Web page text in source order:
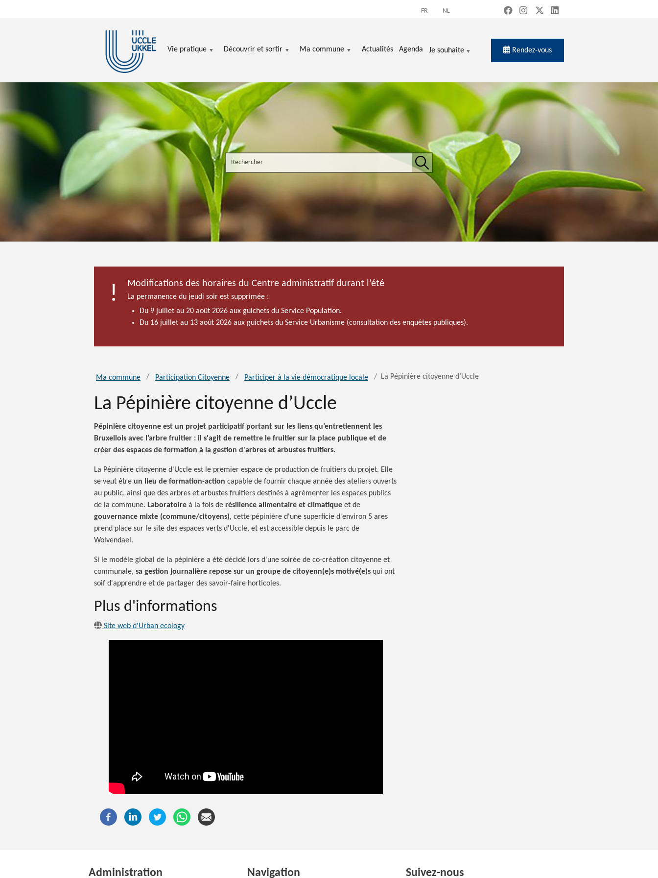
FR NL
Vie pratique Découvrir et sortir Ma commune Actualités Agenda Je souhaite Rendez-vous
Search the site
Rechercher
Modifications des horaires du Centre administratif durant l’été
La permanence du jeudi soir est supprimée :
Du 9 juillet au 20 août 2026 aux guichets du Service Population.
Du 16 juillet au 13 août 2026 aux guichets du Service Urbanisme (consultation des enquêtes publiques).
Ma commune Participation Citoyenne Participer à la vie démocratique locale La Pépinière citoyenne d’Uccle
La Pépinière citoyenne d’Uccle
Pépinière citoyenne est un projet participatif portant sur les liens qu’entretiennent les
Bruxellois avec l’arbre fruitier : il s'agit de remettre le fruitier sur la place publique et de
créer des espaces de formation à la gestion d'arbres et arbustes fruitiers.
La Pépinière citoyenne d'Uccle est le premier espace de production de fruitiers du projet. Elle
se veut être un lieu de formation-action capable de fournir chaque année des ateliers ouverts
au public, ainsi que des arbres et arbustes fruitiers destinés à agrémenter les espaces publics
de la commune. Laboratoire à la fois de résilience alimentaire et climatique et de
gouvernance mixte (commune/citoyens), cette pépinière d'une superficie d'environ 5 ares
prend place sur le site des espaces verts d'Uccle, et est accessible depuis le parc de
Wolvendael.
Si le modèle global de la pépinière a été décidé lors d'une soirée de co-création citoyenne et
communale, sa gestion journalière repose sur un groupe de citoyenn(e)s motivé(e)s qui ont
soif d'apprendre et de partager des savoir-faire horticoles.
Plus d'informations
Site web d'Urban ecology
Administration Navigation Suivez-nous